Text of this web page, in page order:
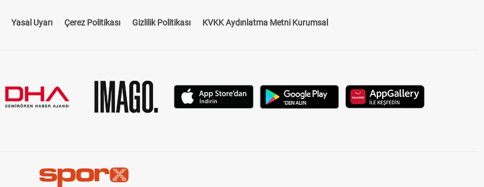
Yasal Uyarı Çerez Politikası Gizlilik Politikası KVKK Aydınlatma Metni Kurumsal